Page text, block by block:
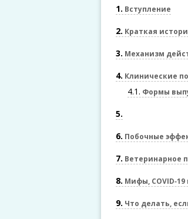
1 Вступление
2 Краткая
3 Механизм
4 Клинические
4.1 Формы
5
6 Побочные
7 Ветеринарное
8 Мифы,
9 Что делать,